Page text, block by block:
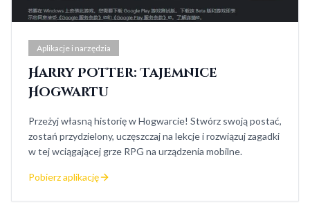
Aplikacje i narzędzia
Harry Potter: Tajemnice
Hogwartu
Przeżyj własną historię w Hogwarcie! Stwórz swoją postać,
zostań przydzielony, uczęszczaj na lekcje i rozwiązuj zagadki
w tej wciągającej grze RPG na urządzenia mobilne.
Pobierz aplikację